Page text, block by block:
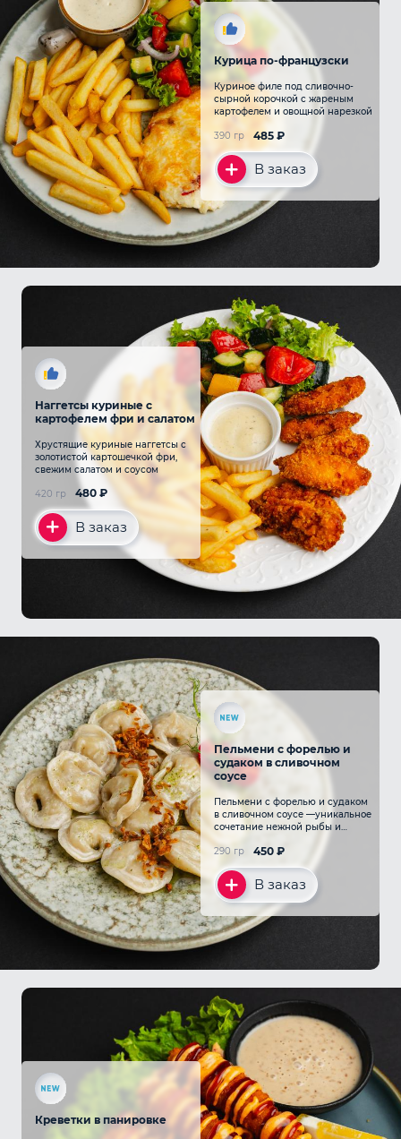
Курица по-французски
Куриное филе под сливочно-
сырной корочкой с жареным
картофелем и овощной нарезкой
485 ₽
390 гр
В заказ
Наггетсы куриные с
картофелем фри и салатом
Хрустящие куриные наггетсы с
золотистой картошечкой фри,
свежим салатом и соусом
480 ₽
420 гр
В заказ
Пельмени с форелью и
судаком в сливочном
соусе
Пельмени с форелью и судаком
в сливочном соусе —уникальное
сочетание нежной рыбы и
блюду особую изысканность
450 ₽
290 гр
В заказ
Креветки в панировке